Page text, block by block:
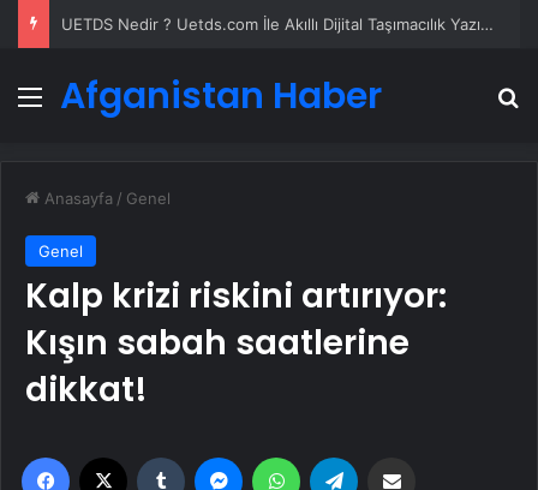
UETDS Nedir ? Uetds.com İle Akıllı Dijital Taşımacılık Yazılımı
Menü
Afganistan Haber
Anasayfa / Genel
Genel
Kalp krizi riskini artırıyor:
Kışın sabah saatlerine
dikkat!
Facebook Tumblr MessengerWhatsApp